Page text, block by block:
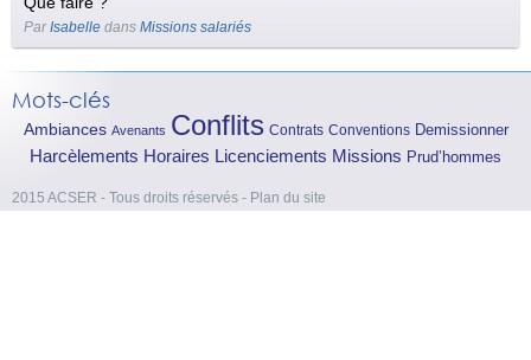
ParIsabelle dans Missions salariés
Mots-clés
Ambiances Avenants Conflits Contrats Conventions Demissionner
Harcèlements Horaires Licenciements Missions Prud’hommes
2015 ACSER - Tous droits réservés - Plan du site